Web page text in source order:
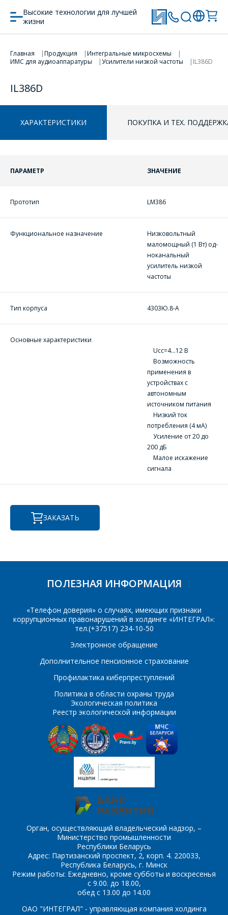
Высокие технологии для лучшей
жизни
Главная Продукция
Интегральные микросхемы
ИМС для аудиоаппаратуры
Усилители низкой частоты IL386D
IL386D
ХАРАКТЕРИСТИКИ ПОКУПКА И ТЕХ.
ПАРАМЕТР ЗНАЧЕНИЕ
Прототип LM386
Функциональное назначение
Низковольтный
маломощный (1 Вт) од-
ноканальный
усилитель низкой
частоты
Тип корпуса 4303Ю.8-А
Основные характеристики
Ucc=4…12 В
Возможность
применения в
устройствах с
автономным
источником питания
Низкий ток
потребления (4 мА)
Усиление от 20 до
200 дБ
Малое искажение
сигнала
ЗАКАЗАТЬ
ПЕРЕЙТИ В КОРЗИНУ
ПРОДОЛЖИТЬ ПОКУПКИ
ПОЛЕЗНАЯ ИНФОРМАЦИЯ
«Телефон доверия» о случаях, имеющих признаки
коррупционных правонарушений в холдинге «ИНТЕГРАЛ»:
тел.(+37517) 234-10-50
Электронное обращение
Дополнительное пенсионное страхование
Профилактика киберпреступлений
Политика в области охраны труда
Экологическая политика
Реестр экологической информации
Орган, осуществляющий владельческий надзор, –
Министерство промышленности
Республики Беларусь
Адрес: Партизанский проспект, 2, корп. 4. 220033,
Республика Беларусь, г. Минск
Режим работы: Ежедневно, кроме субботы и воскресенья
с 9.00. до 18.00,
обед с 13.00 до 14.00
ОАО "ИНТЕГРАЛ" - управляющая компания холдинга
ОФОРМИТЬ ЗАКАЗ
для юридических лиц
лицам
осуществляются в ТД
сотрудники компании
Организация
Интересующий товар/
услуга, их количество
Комментарий*
*- обязательные
поля
ОТПРАВИТЬ
СОТРУДНИКИ
Телефон*
E-mail
услуга
Сообщение*
Я согласен на
обработку
персональных данных *
поля
ОТПРАВИТЬ